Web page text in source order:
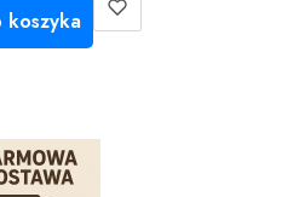
koszyka